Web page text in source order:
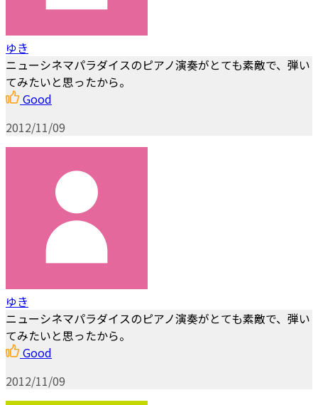
ゆき
ニューシネマパラダイスのピアノ演奏がとても素敵で、弾い
てみたいと思ったから。
Good
2012/11/09
ゆき
ニューシネマパラダイスのピアノ演奏がとても素敵で、弾い
てみたいと思ったから。
Good
2012/11/09